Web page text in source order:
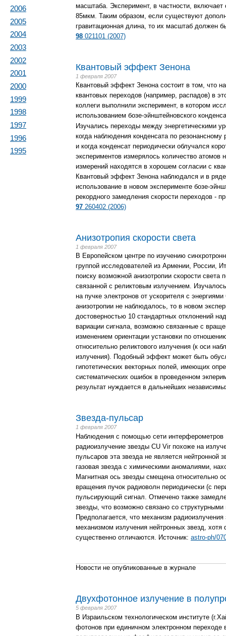
2006
2005
2004
2003
2002
2001
2000
1999
1998
1997
1996
1995
масштаба. Эксперимент, в частности, включает
85мкм. Таким образом, если существуют
гравитационная длина, то их масштаб должен
98 021101 (2007)
Квантовый эффект Зенона
1 февраля 2007
Квантовый эффект Зенона состоит в том, что
квантовых переходов (например, распадов) в
коллеги выполнили эксперимент, в котором
использованием бозе-эйнштейновского
Изучались переходы между энергетическими
когда наблюдения конденсата по
и когда конденсат периодически облучался
экспериментов измерялось количество атомов
измерений находятся в хорошем согласии с
Квантовый эффект Зенона наблюдался и в
использование в новом эксперименте бозе-
рекордного замедления скорости переходов -
97 260402 (2006)
Анизотропия скорости света
1 февраля 2007
В Европейском центре по изучению
группой исследователей из Армении, России,
поиску возможной анизотропии скорости
связанной с реликтовым излучением.
на пучке электронов от ускорителя с
анизотропии не наблюдалось, то в новом
достоверностью 10 стандартных отклонений
вариации сигнала, возможно связанные с
изменением ориентации установки по
относительно реликтового излучения (к оси
излучения). Подобный эффект может быть
гипотетических векторных полей, имеющих
систематических ошибок в проведенном
результат нуждается в дальнейших
Звезда-пульсар
1 февраля 2007
Наблюдения с помощью сети интерферометров
радиоизлучение звезды CU Vir похоже на
пульсаров эта звезда не является нейтронной
газовая звезда с химическими аномалиями,
Магнитная ось звезды смещена относительно
вращения пучок радиоволн периодически (с
пульсирующий сигнал. Отмечено также
звезды, что возможно связано со
Предполагается, что механизм
механизмом излучения нейтронных звезд, хотя
существенно отличаются. Источник: astro-ph/
Новости не опубликованные в журнале
Двухфотонное излучение в
5 февраля 2007
В Израильском технологическом институте
фотонов при единичном электронном